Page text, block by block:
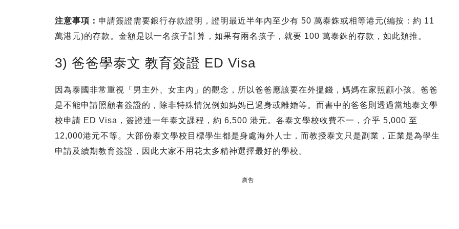
注意事項： 申請簽證需要銀行存款證明，證明最近半年內至少有 50 萬泰銖或相等港元(編按：約 11
萬港元)的存款。金額是以一名孩子計算，如果有兩名孩子，就要 100 萬泰銖的存款，如此類推。
3) 爸爸學泰文 教育簽證 ED Visa
因為泰國非常重視「男主外、女主內」的觀念，所以爸爸應該要在外搵錢，媽媽在家照顧小孩。爸爸
是不能申請照顧者簽證的，除非特殊情況例如媽媽已過身或離婚等。而書中的爸爸則透過當地泰文學
校申請 ED Visa，簽證連一年泰文課程，約 6,500 港元。各泰文學校收費不一，介乎 5,000 至
12,000港元不等。大部份泰文學校目標學生都是身處海外人士，而教授泰文只是副業，正業是為學生
申請及續期教育簽證，因此大家不用花太多精神選擇最好的學校。
廣告